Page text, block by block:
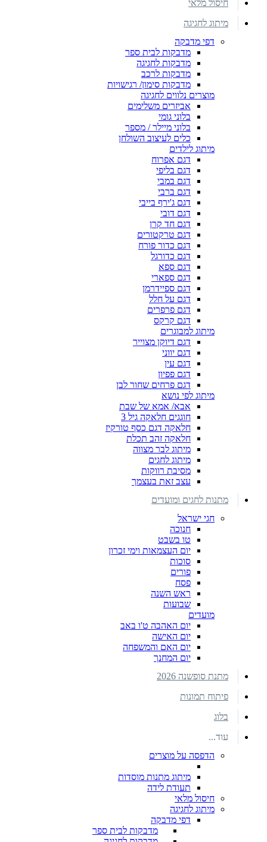
חיסול מלאי
מיתוג לחגיגה
דפי מדבקה
מדבקות לבית ספר
מדבקות לחגיגה
מדבקות לרכב
מדבקות סימון/ רגישויות
מוצרים נלווים לחגיגה
אביזרים משלימים
בלוני גומי
בלוני מיילר / מספר
כלים לעיצוב השולחן
מיתוג לילדים
דגם אפרוח
דגם בליפי
דגם במבי
דגם ברבי
דגם ג'ירף בייבי
דגם דובי
דגם חד קרן
דגם טרקטורים
דגם כדור פורח
דגם כדורגל
דגם ספא
דגם ספארי
דגם ספיידרמן
דגם על חלל
דגם פרפרים
דגם קרקס
מיתוג למבוגרים
דגם דיוקן מצוייר
דגם יווני
דגם עין
דגם פפיון
דגם פרחים שחור לבן
מיתוג לפי נושא
אבא/ אמא של שבת
חוגגים חלאקה גיל 3
חלאקה דגם כסף טורקיז
חלאקה זהב תכלת
מיתוג לבר מצווה
מיתוג לחגים
מסיבת רווקות
עצב זאת בעצמך
מתנות לחגים ומועדים
חגי ישראל
חנוכה
טו בשבט
יום העצמאות וימי זכרון
סוכות
פורים
פסח
ראש השנה
שבועות
מועדים
יום האהבה ט'ו באב
יום האישה
יום האם והמשפחה
יום המחנך
מתנת סופשנה 2026
פיתוח תמונות
בלוג
עוד...
הדפסה על מוצרים
מיתוג מתנות מוסדות
תעודת לידה
חיסול מלאי
מיתוג לחגיגה
דפי מדבקה
מדבקות לבית ספר